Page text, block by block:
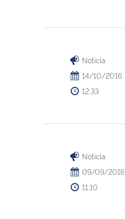
Notícia
14/10/2016
12:33
Notícia
09/09/2016
11:10